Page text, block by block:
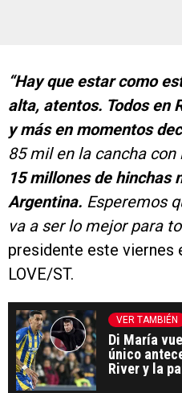
“Hay que estar como
alta, atentos. Todos en
y más en momentos
85 mil en la cancha
15 millones de hinchas
Argentina. Esperemos
va a ser lo mejor para
presidente este viernes
LOVE/ST.
VER TAMBIÉN
Di María
único
River y la